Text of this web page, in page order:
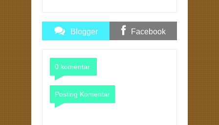
Blogger Facebook
0 komentar:
Posting Komentar